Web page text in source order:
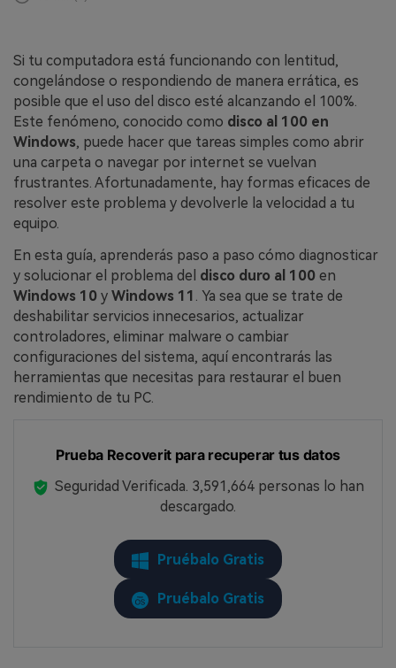
Si tu computadora está funcionando con lentitud,
congelándose o respondiendo de manera errática, es
posible que el uso del disco esté alcanzando el 100%.
Este fenómeno, conocido como disco al 100 en
Windows, puede hacer que tareas simples como abrir
una carpeta o navegar por internet se vuelvan
frustrantes. Afortunadamente, hay formas eficaces de
resolver este problema y devolverle la velocidad a tu
equipo.
En esta guía, aprenderás paso a paso cómo diagnosticar
y solucionar el problema del disco duro al 100 en
Windows 10 y Windows 11 . Ya sea que se trate de
deshabilitar servicios innecesarios, actualizar
controladores, eliminar malware o cambiar
configuraciones del sistema, aquí encontrarás las
herramientas que necesitas para restaurar el buen
rendimiento de tu PC.
Prueba Recoverit para recuperar tus datos
Seguridad Verificada. 3,591,664 personas lo han
descargado.
Pruébalo Gratis
Pruébalo Gratis